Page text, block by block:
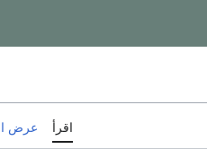
اقرأ عرض